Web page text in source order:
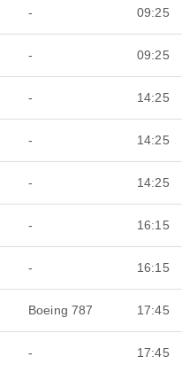
- 09:25
- 09:25
- 14:25
- 14:25
- 14:25
- 16:15
- 16:15
Boeing 787 17:45
- 17:45